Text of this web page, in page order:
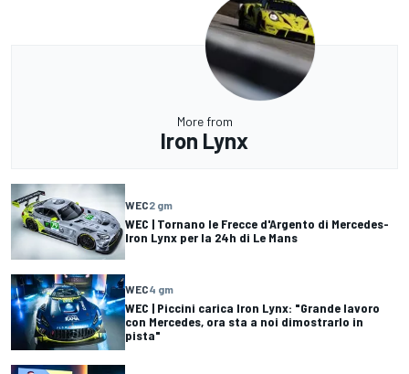
More from
Iron Lynx
WEC2 gm
WEC | Tornano le Frecce d'Argento di Mercedes-
Iron Lynx per la 24h di Le Mans
WEC4 gm
WEC | Piccini carica Iron Lynx: "Grande lavoro
con Mercedes, ora sta a noi dimostrarlo in
pista"